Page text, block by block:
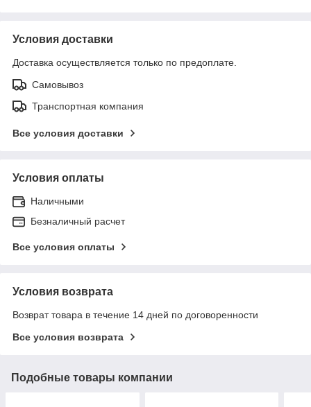
Условия доставки
Доставка осуществляется только по предоплате.
Самовывоз
Транспортная компания
Все условия доставки
Условия оплаты
Наличными
Безналичный расчет
Все условия оплаты
Условия возврата
Возврат товара в течение 14 дней по договоренности
Все условия возврата
Подобные товары компании